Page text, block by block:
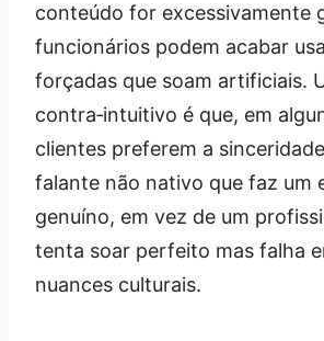
conteúdo for excessivamente
funcionários podem acabar
forçadas que soam artificiais.
contra‑intuitivo é que, em
clientes preferem a
falante não nativo que faz um
genuíno, em vez de um
tenta soar perfeito mas falha
nuances culturais.